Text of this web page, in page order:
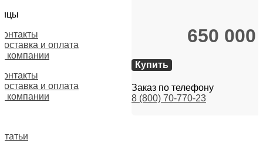
и оплата
компании
и оплата
компании
650 000
Купить
Заказ по телефону
8 (800) 70-770-23